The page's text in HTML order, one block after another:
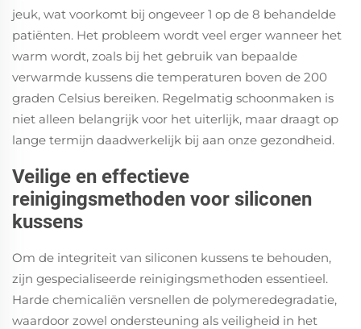
jeuk, wat voorkomt bij ongeveer 1 op de 8 behandelde
patiënten. Het probleem wordt veel erger wanneer het
warm wordt, zoals bij het gebruik van bepaalde
verwarmde kussens die temperaturen boven de 200
graden Celsius bereiken. Regelmatig schoonmaken is
niet alleen belangrijk voor het uiterlijk, maar draagt op
lange termijn daadwerkelijk bij aan onze gezondheid.
Veilige en effectieve
reinigingsmethoden voor siliconen
kussens
Om de integriteit van siliconen kussens te behouden,
zijn gespecialiseerde reinigingsmethoden essentieel.
Harde chemicaliën versnellen de polymeredegradatie,
waardoor zowel ondersteuning als veiligheid in het